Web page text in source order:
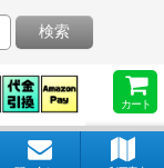
カート
検索